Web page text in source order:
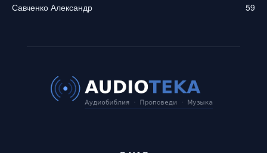
Савченко Александр
59